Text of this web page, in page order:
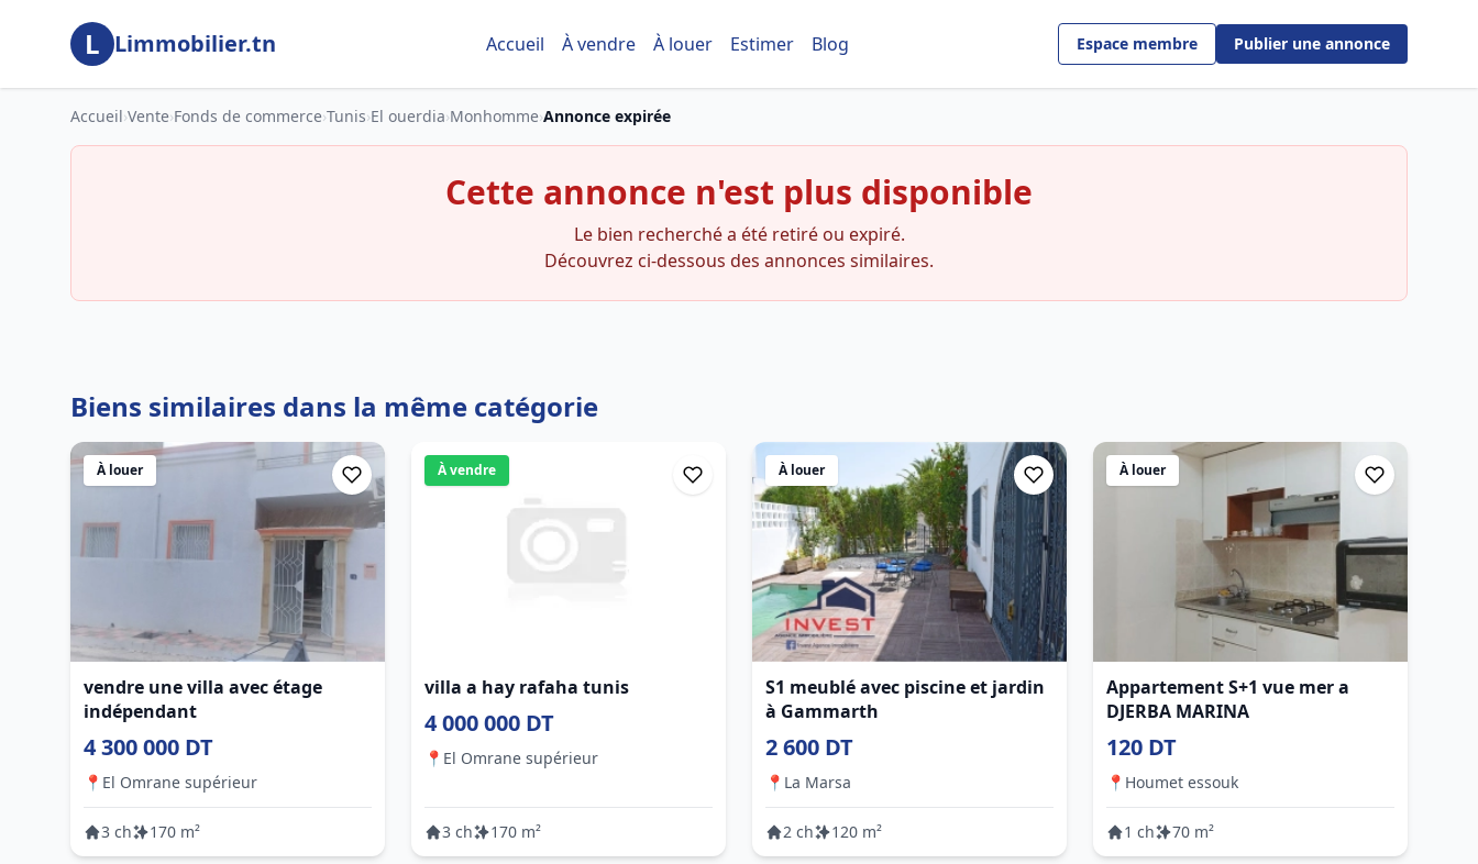
Aller au contenu principal
L Limmobilier.tn Accueil À vendre À louer Estimer Blog Espace membre Publier une annonce
Accueil›Vente›Fonds de commerce›Tunis›El ouerdia›Monhomme›Annonce expirée
Cette annonce n'est plus disponible
Le bien recherché a été retiré ou expiré.
Découvrez ci-dessous des annonces similaires.
Biens similaires dans la même catégorie
À louer
vendre une villa avec étage
indépendant
4 300 000 DT
📍 El Omrane supérieur
3 ch 170 m²
À vendre
villa a hay rafaha tunis
4 000 000 DT
📍 El Omrane supérieur
3 ch 170 m²
À louer
S1 meublé avec piscine et jardin
à Gammarth
2 600 DT
📍 La Marsa
2 ch 120 m²
À louer
Appartement S+1 vue mer a
DJERBA MARINA
120 DT
📍 Houmet essouk
1 ch 70 m²